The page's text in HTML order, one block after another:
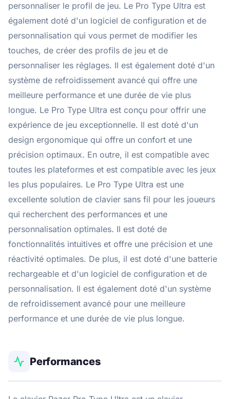
personnaliser le profil de jeu. Le Pro Type Ultra est
également doté d'un logiciel de configuration et de
personnalisation qui vous permet de modifier les
touches, de créer des profils de jeu et de
personnaliser les réglages. Il est également doté d'un
système de refroidissement avancé qui offre une
meilleure performance et une durée de vie plus
longue. Le Pro Type Ultra est conçu pour offrir une
expérience de jeu exceptionnelle. Il est doté d'un
design ergonomique qui offre un confort et une
précision optimaux. En outre, il est compatible avec
toutes les plateformes et est compatible avec les jeux
les plus populaires. Le Pro Type Ultra est une
excellente solution de clavier sans fil pour les joueurs
qui recherchent des performances et une
personnalisation optimales. Il est doté de
fonctionnalités intuitives et offre une précision et une
réactivité optimales. De plus, il est doté d'une batterie
rechargeable et d'un logiciel de configuration et de
personnalisation. Il est également doté d'un système
de refroidissement avancé pour une meilleure
performance et une durée de vie plus longue.
Performances